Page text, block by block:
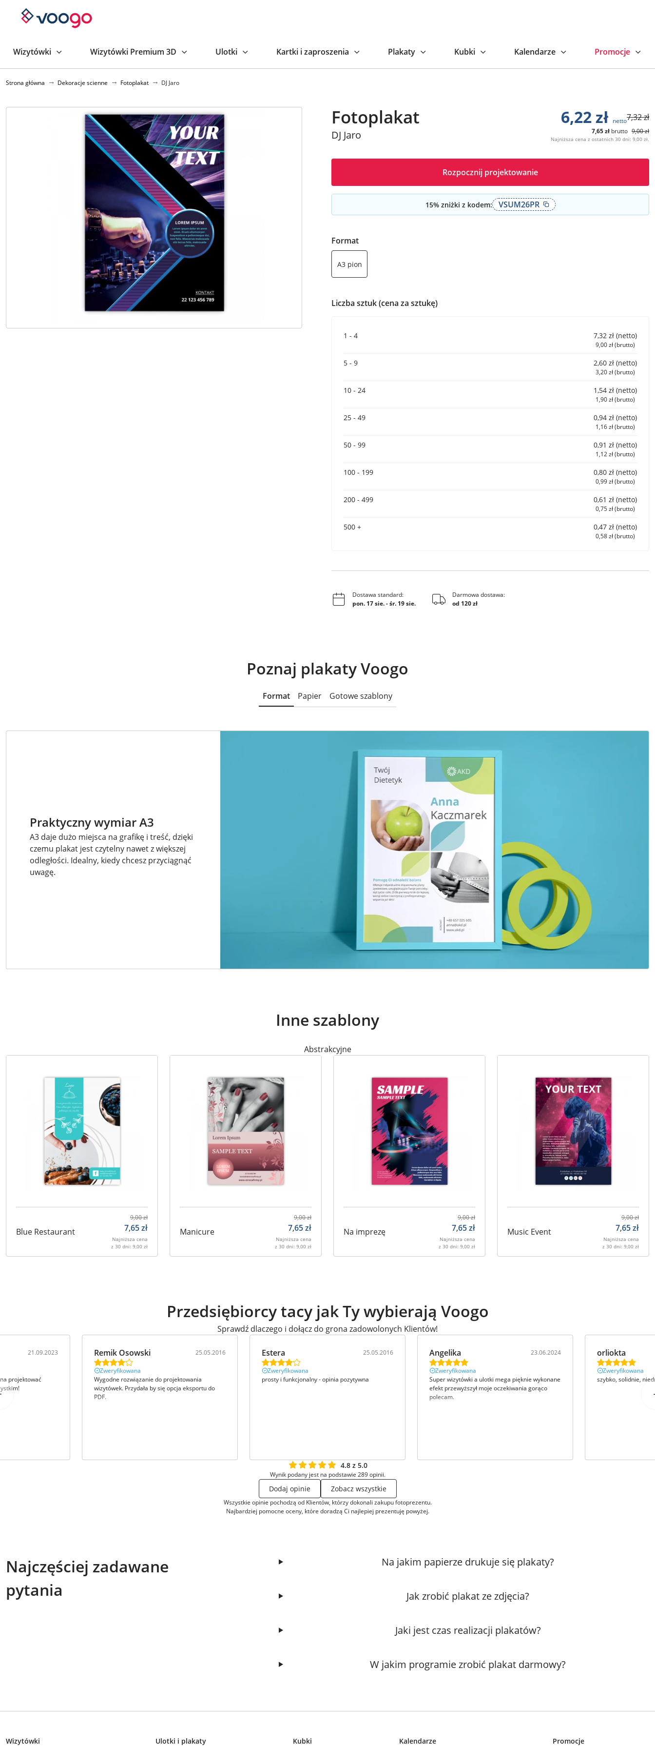
Wizytówki Wizytówki Premium 3D Ulotki Kartki i zaproszenia Plakaty Kubki Kalendarze Promocje
Strona główna Dekoracje scienne Fotoplakat DJ Jaro
Fotoplakat
DJ Jaro
6,22zł netto7,32zł
7,65zł brutto 9,00zł
Najniższa cena z ostatnich 30 dni: 9,00 zł.
Rozpocznij projektowanie
15% zniżki z kodem: VSUM26PR
Format
A3 pion
Liczba sztuk (cena za sztukę)
1 - 4 7,32 zł (netto)
9,00 zł (brutto)
5 - 9 2,60 zł (netto)
3,20 zł (brutto)
10 - 24 1,54 zł (netto)
1,90 zł (brutto)
25 - 49 0,94 zł (netto)
1,16 zł (brutto)
50 - 99 0,91 zł (netto)
1,12 zł (brutto)
100 - 199 0,80 zł (netto)
0,99 zł (brutto)
200 - 499 0,61 zł (netto)
0,75 zł (brutto)
500 + 0,47 zł (netto)
0,58 zł (brutto)
Dostawa standard:
pon. 17 sie.-śr. 19 sie.
Darmowa dostawa:
od 120 zł
Poznaj plakaty Voogo
Format Papier Gotowe szablony
Praktyczny wymiar A3
A3 daje dużo miejsca na grafikę i treść, dzięki
czemu plakat jest czytelny nawet z większej
odległości. Idealny, kiedy chcesz przyciągnąć
uwagę.
Inne szablony
Abstrakcyjne
Blue Restaurant
9,00zł
7,65zł
Najniższa cena
z 30 dni: 9,00 zł
Manicure
9,00zł
7,65zł
Najniższa cena
z 30 dni: 9,00 zł
Na imprezę
9,00zł
7,65zł
Najniższa cena
z 30 dni: 9,00 zł
Music Event
9,00zł
7,65zł
Najniższa cena
z 30 dni: 9,00 zł
Przedsiębiorcy tacy jak Ty wybierają Voogo
Sprawdź dlaczego i dołącz do grona zadowolonych Klientów!
21.09.2023
projektować
Remik Osowski 25.05.2016
Zweryfikowana
Wygodne rozwiązanie do projektowania
wizytówek. Przydała by się opcja eksportu do
PDF.
Estera 25.05.2016
Zweryfikowana
prosty i funkcjonalny - opinia pozytywna
Angelika 23.06.2024
Zweryfikowana
Super wizytówki a ulotki mega pięknie wykonane
efekt przewyższył moje oczekiwania gorąco
polecam.
orliokta
Zweryfikowana
szybko, solidnie,
4.8 z 5.0
Wynik podany jest na podstawie 289 opinii.
Dodaj opinie Zobacz wszystkie
Wszystkie opinie pochodzą od Klientów, którzy dokonali zakupu fotoprezentu.
Najbardziej pomocne oceny, które doradzą Ci najlepiej prezentuję powyżej.
Najczęściej zadawane
pytania
Na jakim papierze drukuje się plakaty?
Jak zrobić plakat ze zdjęcia?
Jaki jest czas realizacji plakatów?
W jakim programie zrobić plakat darmowy?
Wizytówki Ulotki i plakaty Kubki Kalendarze Promocje